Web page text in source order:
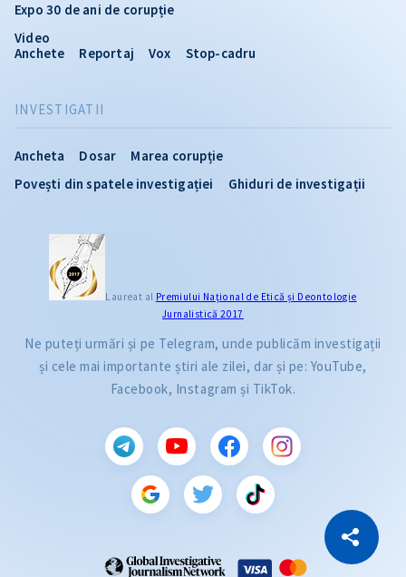
Copiază Link
INVESTIGATII
Ancheta Dosar
Marea corupție
Povești din spatele investigației
Ghiduri de investigații
Expo 30 de ani de corupție
Video
Anchete
Reportaj Vox Stop-cadru
Laureat al Premiului Naţional de Etică și Deontologie
Jurnalistică 2017
Ne puteți urmări și pe Telegram, unde publicăm investigații
și cele mai importante știri ale zilei, dar și pe: YouTube,
Facebook, Instagram și TikTok.